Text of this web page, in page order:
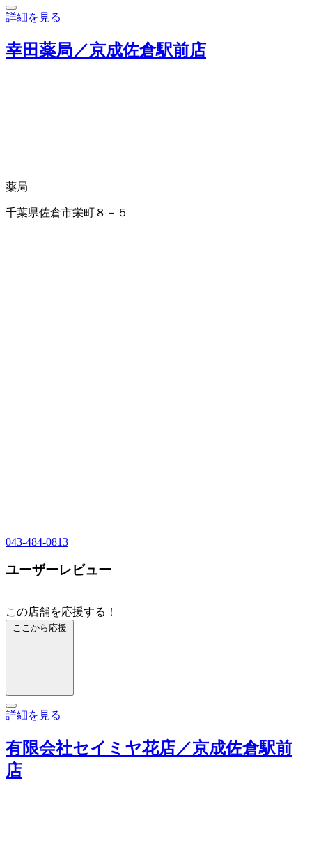
詳細を見る
幸田薬局／京成佐倉駅前店
薬局
千葉県佐倉市栄町８－５
043-484-0813
ユーザーレビュー
この店舗を応援する！
ここから応援
詳細を見る
有限会社セイミヤ花店／京成佐倉駅前
店